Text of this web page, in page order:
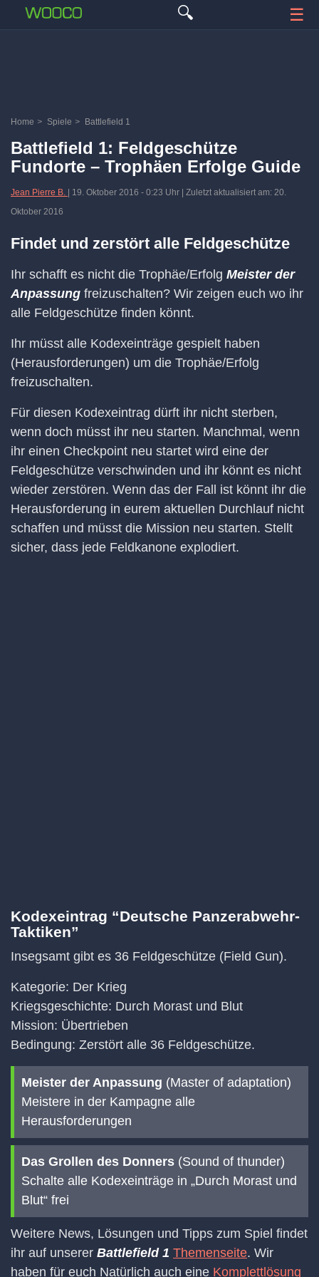
🔍 ☰
Home > Spiele > Battlefield 1
Battlefield 1: Feldgeschütze
Fundorte – Trophäen Erfolge Guide
Jean Pierre B. 19. Oktober 2016 - 0:23 Uhr | Zuletzt aktualisiert am: 20.
Oktober 2016
Findet und zerstört alle Feldgeschütze
Ihr schafft es nicht die Trophäe/Erfolg Meister der
Anpassung freizuschalten? Wir zeigen euch wo ihr
alle Feldgeschütze finden könnt.
Ihr müsst alle Kodexeinträge gespielt haben
(Herausforderungen) um die Trophäe/Erfolg
freizuschalten.
Für diesen Kodexeintrag dürft ihr nicht sterben,
wenn doch müsst ihr neu starten. Manchmal, wenn
ihr einen Checkpoint neu startet wird eine der
Feldgeschütze verschwinden und ihr könnt es nicht
wieder zerstören. Wenn das der Fall ist könnt ihr die
Herausforderung in eurem aktuellen Durchlauf nicht
schaffen und müsst die Mission neu starten. Stellt
sicher, dass jede Feldkanone explodiert.
Kodexeintrag “Deutsche Panzerabwehr-
Taktiken”
Insegsamt gibt es 36 Feldgeschütze (Field Gun).
Kategorie: Der Krieg
Kriegsgeschichte: Durch Morast und Blut
Mission: Übertrieben
Bedingung: Zerstört alle 36 Feldgeschütze.
Meister der Anpassung (Master of adaptation)
Meistere in der Kampagne alle
Herausforderungen
Das Grollen des Donners (Sound of thunder)
Schalte alle Kodexeinträge in „Durch Morast und
Blut“ frei
Weitere News, Lösungen und Tipps zum Spiel findet
ihr auf unserer Battlefield 1 Themenseite. Wir
haben für euch Natürlich auch eine Komplettlösung